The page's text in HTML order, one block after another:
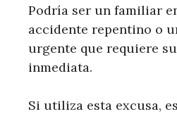
Podría ser un familiar
accidente repentino o
urgente que requiere
inmediata.
Si utiliza esta excusa,